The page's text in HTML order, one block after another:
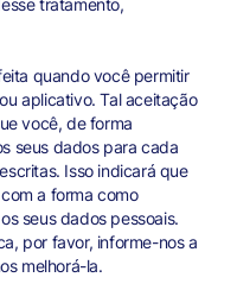
tratamento,
quando você permitir
aplicativo. Tal aceitação
você, de forma
seus dados para cada
Isso indicará que
a forma como
seus dados pessoais.
por favor, informe-nos a
melhorá-la.